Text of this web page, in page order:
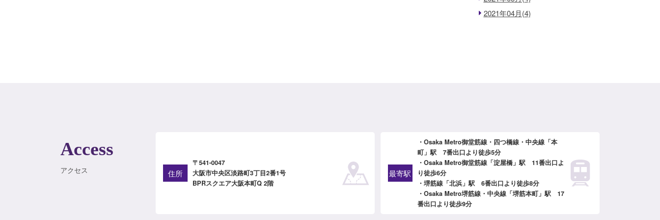
2021年04月(4)
Access
アクセス 住所
〒541-0047
大阪市中央区淡路町3丁目2番1号
BPRスクエア大阪本町Q 2階
最寄駅
・Osaka Metro御堂筋線・四つ橋線・中央線「本
町」駅 7番出口より徒歩5分
・Osaka Metro御堂筋線「淀屋橋」駅 11番出口よ
り徒歩6分
・堺筋線「北浜」駅 6番出口より徒歩8分
・Osaka Metro堺筋線・中央線「堺筋本町」駅 17
番出口より徒歩9分